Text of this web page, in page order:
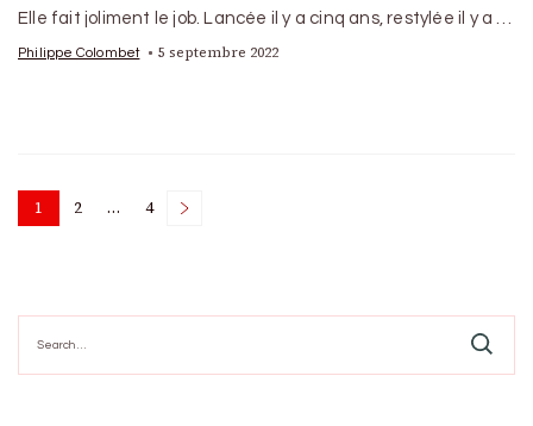
Elle fait joliment le job. Lancée il y a cinq ans, restylée il y a …
Philippe Colombet 5 septembre 2022
Posts
Page
1 Page
2 … Page
4
for: